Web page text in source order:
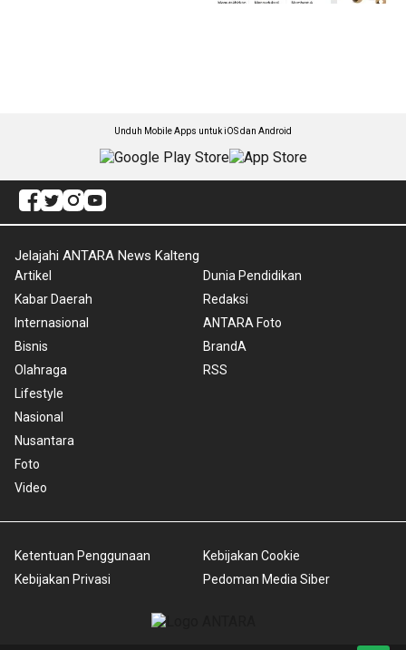
Unduh Mobile Apps untuk iOS dan Android
Jelajahi ANTARA News Kalteng
Artikel
Kabar Daerah
Internasional
Bisnis
Olahraga
Lifestyle
Nasional
Nusantara
Foto
Video
Dunia Pendidikan
Redaksi
ANTARA Foto
BrandA
RSS
Ketentuan Penggunaan
Kebijakan Privasi
Kebijakan Cookie
Pedoman Media Siber